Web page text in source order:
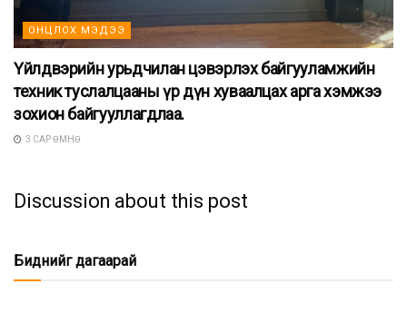
ОНЦЛОХ МЭДЭЭ
Үйлдвэрийн урьдчилан цэвэрлэх байгууламжийн
техник туслалцааны үр дүн хуваалцах арга хэмжээ
зохион байгууллагдлаа.
3 САР ӨМНӨ
Discussion about this post
Биднийг дагаарай